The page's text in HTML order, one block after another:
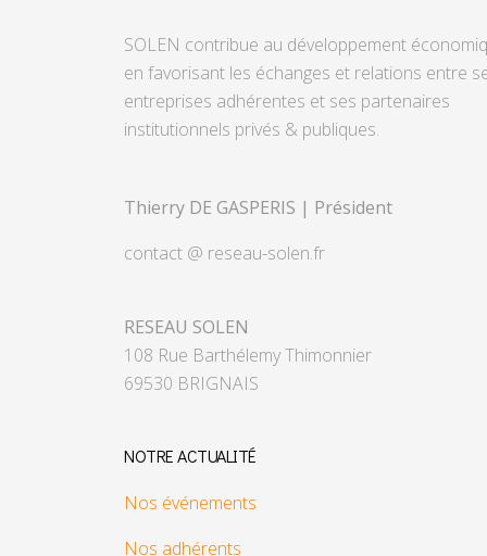
SOLEN contribue au développement
en favorisant les échanges et relations entre
entreprises adhérentes et ses partenaires
institutionnels privés & publiques.
Thierry DE GASPERIS | Président
contact @ reseau-solen.fr
RESEAU SOLEN
108 Rue Barthélemy Thimonnier
69530 BRIGNAIS
NOTRE ACTUALITÉ
Nos événements
Nos adhérents